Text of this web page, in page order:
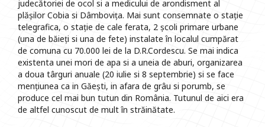
judecătoriei de ocol si a medicului de arondisment al
plășilor Cobia si Dâmbovița. Mai sunt consemnate o stație
telegrafica, o stație de cale ferata, 2 școli primare urbane
(una de băieți si una de fete) instalate în localul cumpărat
de comuna cu 70.000 lei de la D.R.Cordescu. Se mai indica
existenta unei mori de apa si a uneia de aburi, organizarea
a doua târguri anuale (20 iulie si 8 septembrie) si se face
mențiunea ca in Găești, in afara de grâu si porumb, se
produce cel mai bun tutun din România. Tutunul de aici era
de altfel cunoscut de mult în străinătate.